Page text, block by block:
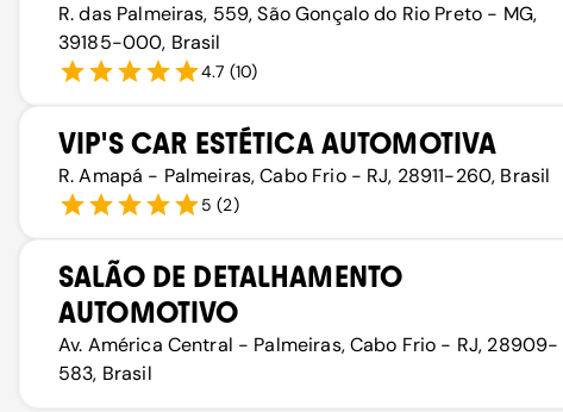
R. das Palmeiras, 559, São Gonçalo do Rio Preto - MG,
39185-000, Brasil
4.7 (10)
VIP'S CAR ESTÉTICA AUTOMOTIVA
R. Amapá - Palmeiras, Cabo Frio - RJ, 28911-260, Brasil
5 (2)
SALÃO DE DETALHAMENTO
AUTOMOTIVO
Av. América Central - Palmeiras, Cabo Frio - RJ, 28909-
583, Brasil